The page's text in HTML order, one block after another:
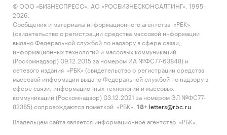
© ООО «БИЗНЕСПРЕСС», АО «РОСБИЗНЕСКОНСАЛТИНГ», 1995-
2026.
Сообщения и материалы информационного агентства «РБК»
(свидетельство о регистрации средства массовой информации
выдано Федеральной службой по надзору в сфере связи,
информационных технологий и массовых коммуникаций
(Роскомнадзор) 09.12.2015 за номером ИА №ФС77-63848) и
сетевого издания «РБК» (свидетельство о регистрации средства
массовой информации выдано Федеральной службой по надзору в
сфере связи, информационных технологий и массовых
коммуникаций (Роскомнадзор) 03.12.2021 за номером ЭЛ №ФС77-
82385) сопровождаются пометкой «РБК».
18+ letters@rbc.ru
Владельцем сайта является информационное агентство «РБК».